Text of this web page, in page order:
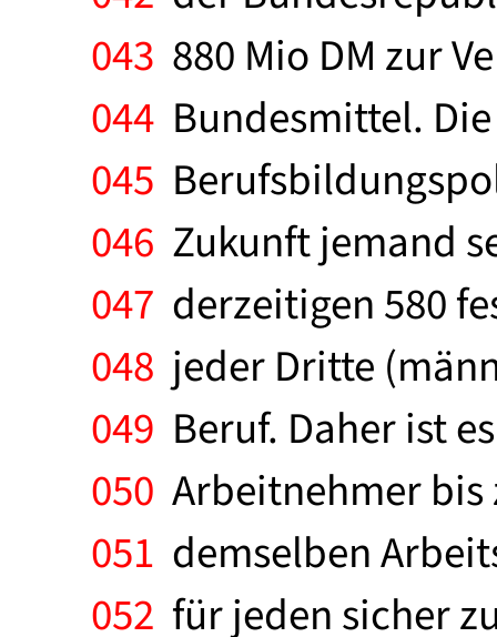
043 880 Mio DM zur
044 Bundesmittel.
045
046 Zukunft jemand
047 derzeitigen 580
048 jeder Dritte
049 Beruf. Daher ist
050 Arbeitnehmer bis
051 demselben
052 für jeden sicher